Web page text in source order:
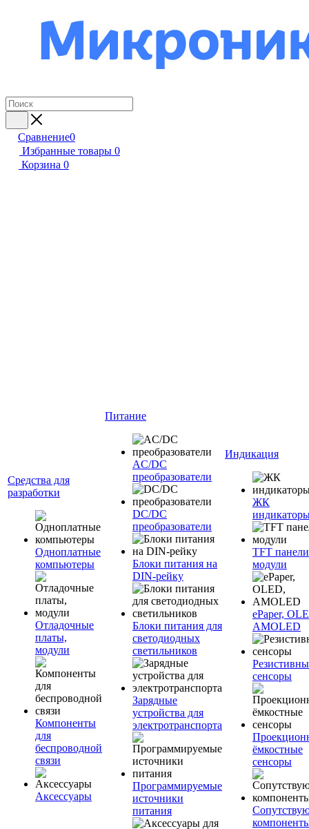
Сравнение0
Избранные товары 0
Корзина 0
Средства для
разработки
Одноплатные
компьютеры
Отладочные
платы,
модули
Компоненты
для
беспроводной
связи
Аксессуары
Питание
AC/DC
преобразователи
DC/DC
преобразователи
Блоки питания на
DIN-рейку
Блоки питания для
светодиодных
светильников
Зарядные
устройства для
электротранспорта
Программируемые
источники
питания
Индикация
ЖК
TFT
модули
ePaper,
AMOLED
сенсоры
ёмкостные
сенсоры